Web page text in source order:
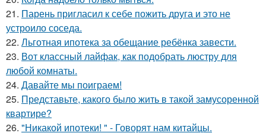
21. Парень пригласил к себе пожить друга и это не
устроило соседа.
22. Льготная ипотека за обещание ребёнка завести.
23. Вот классный лайфак, как подобрать люстру для
любой комнаты.
24. Давайте мы поиграем!
25. Представьте, какого было жить в такой замусоренной
квартире?
26. "Никакой ипотеки! " - Говорят нам китайцы.